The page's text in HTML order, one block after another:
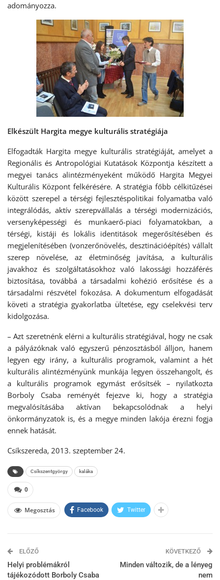
adományozza.
Elkészült Hargita megye kulturális stratégiája
Elfogadták Hargita megye kulturális stratégiáját, amelyet a
Regionális és Antropológiai Kutatások Központja készített a
megyei tanács alintézményeként működő Hargita Megyei
Kulturális Központ felkérésére. A stratégia főbb célkitűzései
között szerepel a térségi fejlesztéspolitikai folyamatba való
integrálódás, aktív szerepvállalás a térségi modernizációs,
versenyképességi és munkaerő-piaci folyamatokban, a
térségi, kistáji és lokális identitások megerősítésében és
megjelenítésében (vonzerőnövelés, desztinációépítés) vállalt
szerep növelése, az életminőség javítása, a kulturális
javakhoz és szolgáltatásokhoz való lakossági hozzáférés
biztosítása, továbbá a társadalmi kohézió erősítése és a
társadalmi részvétel fokozása. A dokumentum elfogadását
követi a stratégia gyakorlatba ültetése, egy cselekvési terv
kidolgozása.
– Azt szeretnénk elérni a kulturális stratégiával, hogy ne csak
a pályázóknak való egyszerű pénzosztásból álljon, hanem
legyen egy irány, a kulturális programok, valamint a hét
kulturális alintézményünk munkája legyen összehangolt, és
a kulturális programok egymást erősítsék – nyilatkozta
Borboly Csaba reményét fejezve ki, hogy a stratégia
megvalósításába aktívan bekapcsolódnak a helyi
önkormányzatok is, és a megye minden lakója érezni fogja
ennek hatását.
Csíkszereda, 2013. szeptember 24.
Csíkszentgyörgy kaláka
0
Megosztás Facebook Twitter
ELŐZŐ
Helyi problémákról
tájékozódott Borboly Csaba
KÖVETKEZŐ
Minden változik, de a lényeg
nem